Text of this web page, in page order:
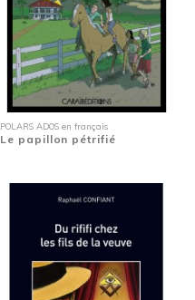
POLARS ADOS en français
Le papillon pétrifié